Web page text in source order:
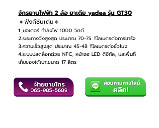
จักรยานไฟฟ้า 2 ล้อ ยาเดีย yadea รุ่น GT30
🔸ฟังก์ชันเด่น🔸
1.,มอเตอร์ กำลังไฟ 1000 วัตต์
2.ระยะทางวิ่งสูงสุด ประมาณ 70-75 กิโลเมตรต่อการชาร์จ
3.ความเร็วสูงสุด ประมาณ 45-48 กิโลเมตรต่อชั่วโมง
4.ระบบปลดล็อกด้วย NFC, หน้าจอ LED ดิจิทัล, และพื้นที่
เก็บของใต้เบาะขนาด 17 ลิตร